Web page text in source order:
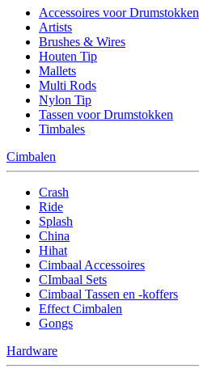
Accessoires voor Drumstokken
Artists
Brushes & Wires
Houten Tip
Mallets
Multi Rods
Nylon Tip
Tassen voor Drumstokken
Timbales
Cimbalen
Crash
Ride
Splash
China
Hihat
Cimbaal Accessoires
CImbaal Sets
Cimbaal Tassen en -koffers
Effect Cimbalen
Gongs
Hardware